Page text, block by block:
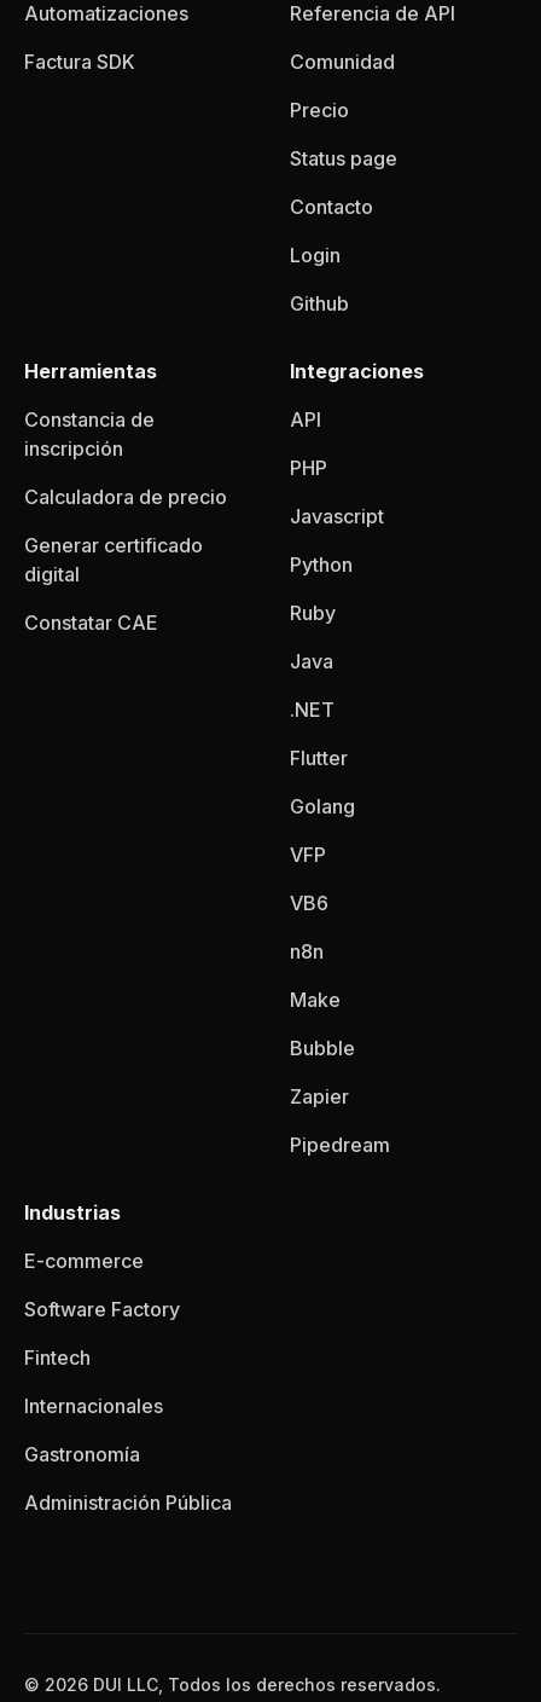
Automatizaciones
Factura SDK
Referencia de API
Comunidad
Precio
Status page
Contacto
Login
Github
Herramientas
Constancia de
inscripción
Calculadora de precio
Generar certificado
digital
Constatar CAE
Integraciones
API
PHP
Javascript
Python
Ruby
Java
.NET
Flutter
Golang
VFP
VB6
n8n
Make
Bubble
Zapier
Pipedream
Industrias
E-commerce
Software Factory
Fintech
Internacionales
Gastronomía
Administración Pública
© 2026 DUI LLC, Todos los derechos reservados.